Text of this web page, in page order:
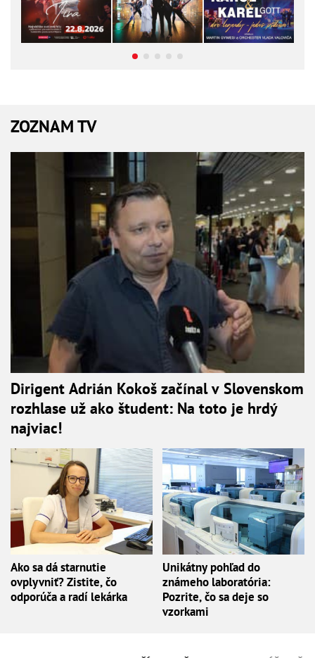
ZOZNAM TV
Dirigent Adrián Kokoš začínal v Slovenskom
rozhlase už ako študent: Na toto je hrdý
najviac!
Ako sa dá starnutie
ovplyvniť? Zistite, čo
odporúča a radí lekárka
Unikátny pohľad do
známeho laboratória:
Pozrite, čo sa deje so
vzorkami